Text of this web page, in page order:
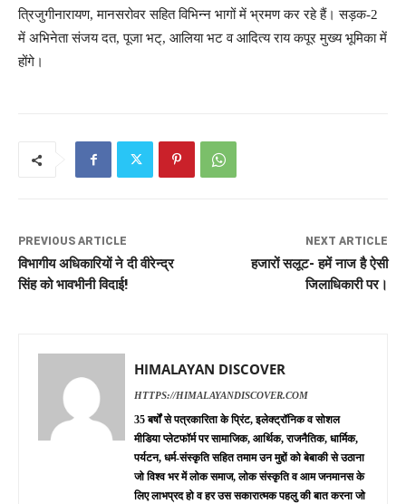
त्रिजुगीनारायण, मानसरोवर सहित विभिन्न भागों में भ्रमण कर रहे हैं। सड़क-2
में अभिनेता संजय दत, पूजा भट्, आलिया भट व आदित्य राय कपूर मुख्य भूमिका में
होंगे।
PREVIOUS ARTICLE
विभागीय अधिकारियों ने दी वीरेन्द्र
सिंह को भावभीनी विदाई!
NEXT ARTICLE
हजारों सलूट- हमें नाज है ऐसी
जिलाधिकारी पर।
HIMALAYAN DISCOVER
HTTPS://HIMALAYANDISCOVER.COM
35 बर्षों से पत्रकारिता के प्रिंट, इलेक्ट्रॉनिक व सोशल
मीडिया प्लेटफॉर्म पर सामाजिक, आर्थिक, राजनैतिक, धार्मिक,
पर्यटन, धर्म-संस्कृति सहित तमाम उन मुद्दों को बेबाकी से उठाना
जो विश्व भर में लोक समाज, लोक संस्कृति व आम जनमानस के
लिए लाभप्रद हो व हर उस सकारात्मक पहलु की बात करना जो